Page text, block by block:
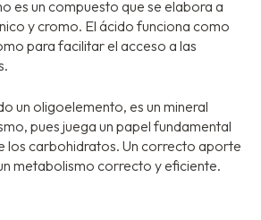
es un compuesto que se elabora a
y cromo. El ácido funciona como
para facilitar el acceso a las
un oligoelemento, es un mineral
pues juega un papel fundamental
los carbohidratos. Un correcto aporte
metabolismo correcto y eficiente.